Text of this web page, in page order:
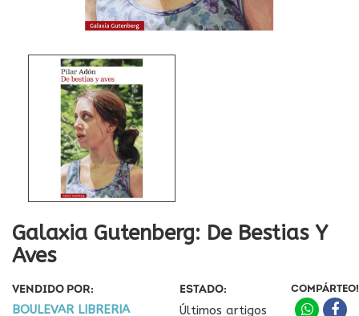
Galaxia Gutenberg: De Bestias Y
Aves
VENDIDO POR:
BOULEVAR LIBRERIA
ESTADO:
Últimos artigos
COMPÁRTEO!